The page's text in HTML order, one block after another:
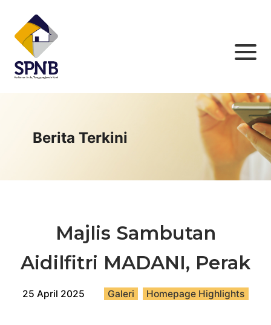
Berita Terkini
Majlis Sambutan
Aidilfitri MADANI, Perak
25 April 2025 Galeri Homepage Highlights